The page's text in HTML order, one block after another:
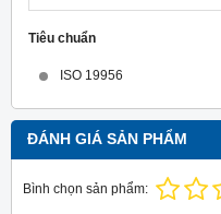
Tiêu chuẩn
ISO 19956
ĐÁNH GIÁ SẢN PHẨM
Bình chọn sản phẩm: